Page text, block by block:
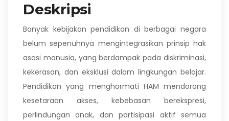
Deskripsi
Banyak kebijakan pendidikan di berbagai negara
belum sepenuhnya mengintegrasikan prinsip hak
asasi manusia, yang berdampak pada diskriminasi,
kekerasan, dan eksklusi dalam lingkungan belajar.
Pendidikan yang menghormati HAM mendorong
kesetaraan akses, kebebasan berekspresi,
perlindungan anak, dan partisipasi aktif semua